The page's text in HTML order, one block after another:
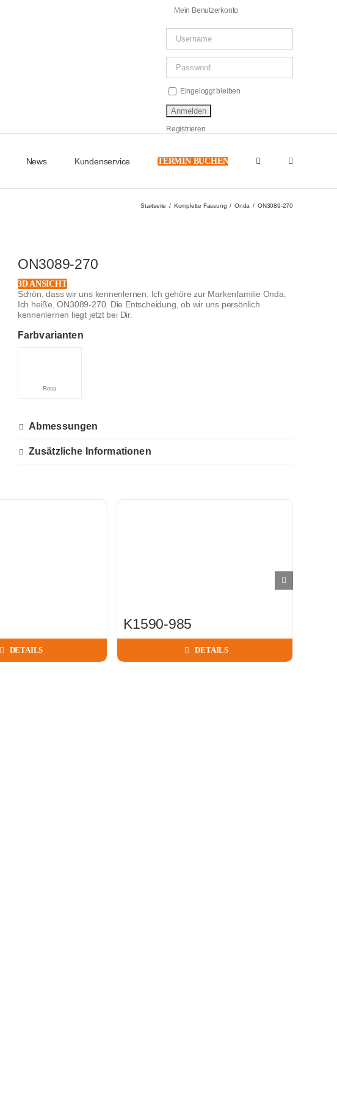
Mein Benutzerkonto
Eingeloggt bleiben
Registrieren
News Kundenservice TERMIN BUCHEN
Startseite Komplette Fassung Onda ON3089-270
ON3089-270
3D ANSICHT
Schön, dass wir uns kennenlernen. Ich gehöre zur Markenfamilie Onda.
Ich heiße, ON3089-270. Die Entscheidung, ob wir uns persönlich
kennenlernen liegt jetzt bei Dir.
Farbvarianten
Rosa
Abmessungen
Zusätzliche Informationen
DETAILS
K1590-985
DETAILS